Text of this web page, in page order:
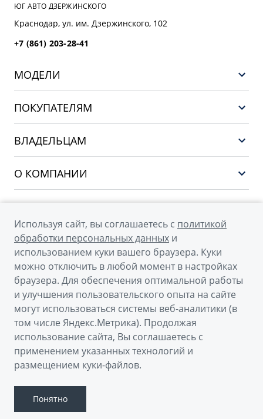
ЮГ АВТО ДЗЕРЖИНСКОГО
Краснодар, ул. им. Дзержинского, 102
+7 (861) 203-28-41
МОДЕЛИ
EX5
PREFACE
CITYRAY
ATLAS
OKAVANGO
MONJARO
ПОКУПАТЕЛЯМ
ВЛАДЕЛЬЦАМ
О КОМПАНИИ
Новости
Наша команда
Правовая информация
Контакты
Мы в соцсетях
© 2026
Официальный сайт Geely в России
Политика обработки персональных данных
Правовая информация
Сделано в ПЕРКС
Используя сайт, вы соглашаетесь с политикой
обработки персональных данных и
использованием куки вашего браузера. Куки
можно отключить в любой момент в настройках
браузера. Для обеспечения оптимальной работы
и улучшения пользовательского опыта на сайте
могут использоваться системы веб-аналитики (в
том числе Яндекс.Метрика). Продолжая
использование сайта, Вы соглашаетесь с
применением указанных технологий и
размещением куки-файлов.
Понятно